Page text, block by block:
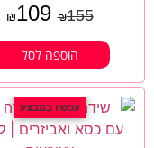
₪155
₪109
הוספה לסל
עכשיו במבצע